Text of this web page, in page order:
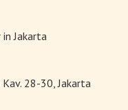
Mekar
Anda:
Chiayi
Jakarta
28-30, Jakarta